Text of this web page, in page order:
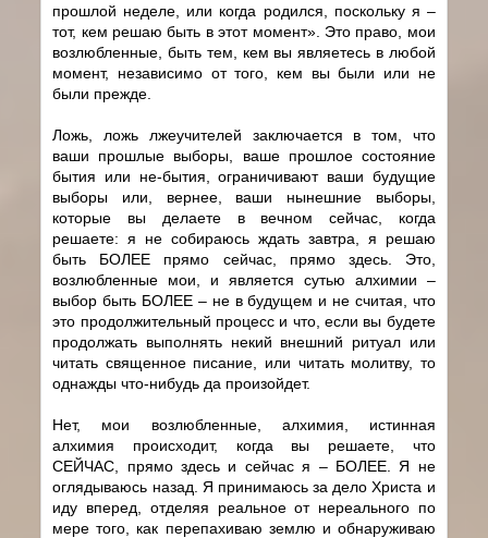
прошлой неделе, или когда родился, поскольку я –
тот, кем решаю быть в этот момент». Это право, мои
возлюбленные, быть тем, кем вы являетесь в любой
момент, независимо от того, кем вы были или не
были прежде.
Ложь, ложь лжеучителей заключается в том, что
ваши прошлые выборы, ваше прошлое состояние
бытия или не-бытия, ограничивают ваши будущие
выборы или, вернее, ваши нынешние выборы,
которые вы делаете в вечном сейчас, когда
решаете: я не собираюсь ждать завтра, я решаю
быть БОЛЕЕ прямо сейчас, прямо здесь. Это,
возлюбленные мои, и является сутью алхимии –
выбор быть БОЛЕЕ – не в будущем и не считая, что
это продолжительный процесс и что, если вы будете
продолжать выполнять некий внешний ритуал или
читать священное писание, или читать молитву, то
однажды что-нибудь да произойдет.
Нет, мои возлюбленные, алхимия, истинная
алхимия происходит, когда вы решаете, что
СЕЙЧАС, прямо здесь и сейчас я – БОЛЕЕ. Я не
оглядываюсь назад. Я принимаюсь за дело Христа и
иду вперед, отделяя реальное от нереального по
мере того, как перепахиваю землю и обнаруживаю